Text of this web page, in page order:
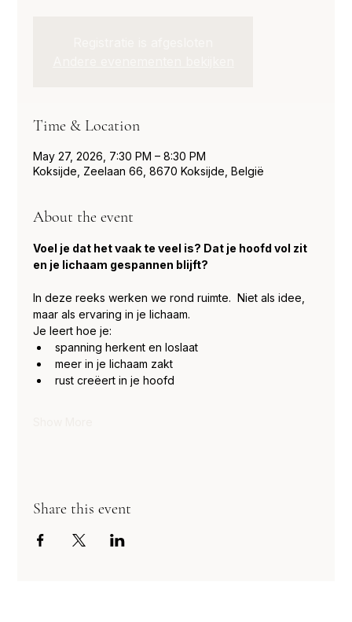
Time & Location
May 27, 2026, 7:30 PM – 8:30 PM
Koksijde, Zeelaan 66, 8670 Koksijde, België
About the event
Voel je dat het vaak te veel is? Dat je hoofd vol zit
en je lichaam gespannen blijft?
In deze reeks werken we rond ruimte.  Niet als idee,
maar als ervaring in je lichaam.
Je leert hoe je:
spanning herkent en loslaat
meer in je lichaam zakt
rust creëert in je hoofd
Share this event